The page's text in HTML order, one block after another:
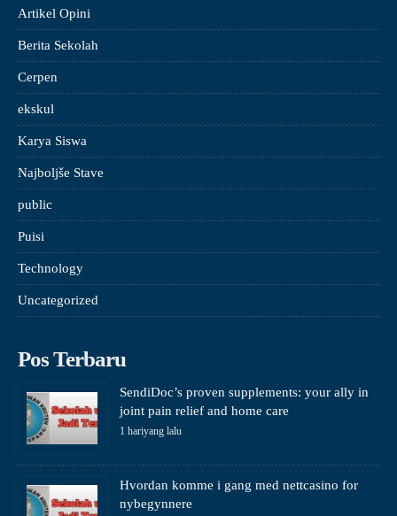
Artikel Opini
Berita Sekolah
Cerpen
ekskul
Karya Siswa
Najboljše Stave
public
Puisi
Technology
Uncategorized
Pos Terbaru
SendiDoc’s proven supplements: your ally in
joint pain relief and home care
1 hariyang lalu
Hvordan komme i gang med nettcasino for
nybegynnere